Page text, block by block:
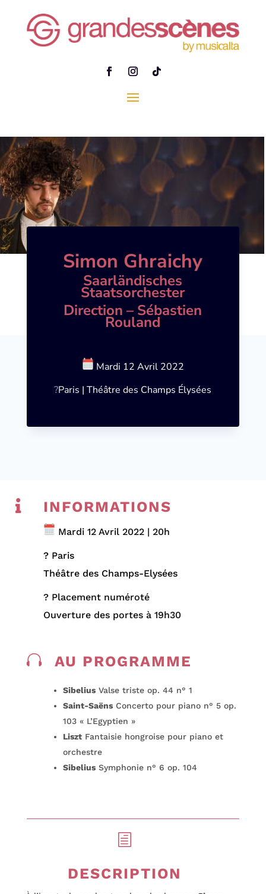
Simon Ghraichy
Saarländisches
Staatsorchester
Direction – Sébastien
Rouland
Mardi 12 Avril 2022
?Paris | Théâtre des Champs Élysées
 INFORMATIONS
Mardi 12 Avril 2022 | 20h
? Paris
Théâtre des Champs-Elysées
? Placement numéroté
Ouverture des portes à 19h30
 AU PROGRAMME
SibeliusValse triste op. 44 n° 1
Saint-SaënsConcerto pour piano n° 5 op.
103 « L’Egyptien »
LisztFantaisie hongroise pour piano et
orchestre
SibeliusSymphonie n° 6 op. 104
h
DESCRIPTION